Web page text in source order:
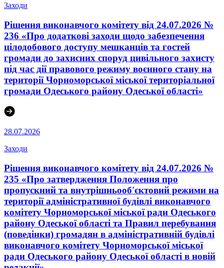
Заходи
Рішення виконавчого комітету від 24.07.2026 №
236 «Про додаткові заходи щодо забезпечення
цілодобового доступу мешканців та гостей
громади до захисних споруд цивільного захисту
під час дії правового режиму воєнного стану на
території Чорноморської міської територіальної
громади Одеського району Одеської області»
28.07.2026
Заходи
Рішення виконавчого комітету від 24.07.2026 №
235 «Про затвердження Положення про
пропускний та внутрішньооб'єктовий режими на
території адміністративної будівлі виконавчого
комітету Чорноморської міської ради Одеського
району Одеської області та Правил перебування
(поведінки) громадян в адміністративній будівлі
виконавчого комітету Чорноморської міської
ради Одеського району Одеської області в новій